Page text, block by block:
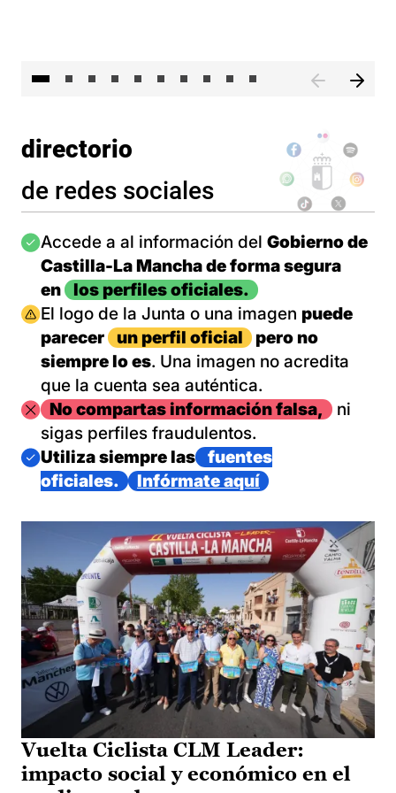
directorio
de redes sociales
Imagen
Accede a al información del Gobierno de
Castilla-La Mancha de forma segura
en
los perfiles oficiales.
Imagen
El logo de la Junta o una imagen puede
parecer
un perfil oficial
pero no
siempre lo es. Una imagen no acredita
que la cuenta sea auténtica.
ImagenNo compartas información falsa,
ni
sigas perfiles fraudulentos.
Imagen
Utiliza siempre las
fuentes
oficiales.
Infórmate aquí
Vuelta Ciclista CLM Leader:
impacto social y económico en el